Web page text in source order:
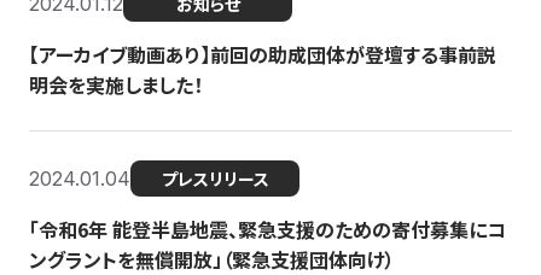
【アーカイブ動画あり】前回の助成団体が登壇する事前説
明会を実施しました！
2024.01.04 プレスリリース
「令和6年 能登半島地震、緊急支援のための寄付募集にコ
ングラントを無償開放」（緊急支援団体向け）